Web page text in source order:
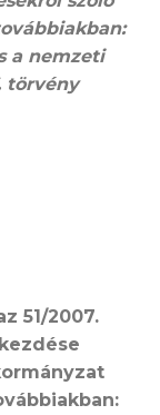
a nemzeti
törvény
51/2007.